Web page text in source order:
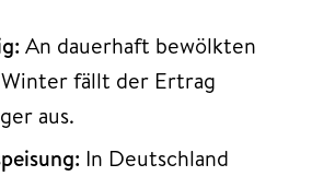
An dauerhaft bewölkten
fällt der Ertrag
aus.
In Deutschland